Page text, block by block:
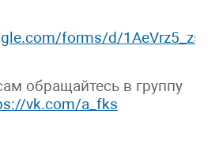
forms/d/
обращайтесь в группу
vk.com/a_fks